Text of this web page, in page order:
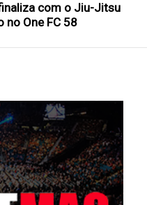
com o Jiu-Jitsu
no One FC 58